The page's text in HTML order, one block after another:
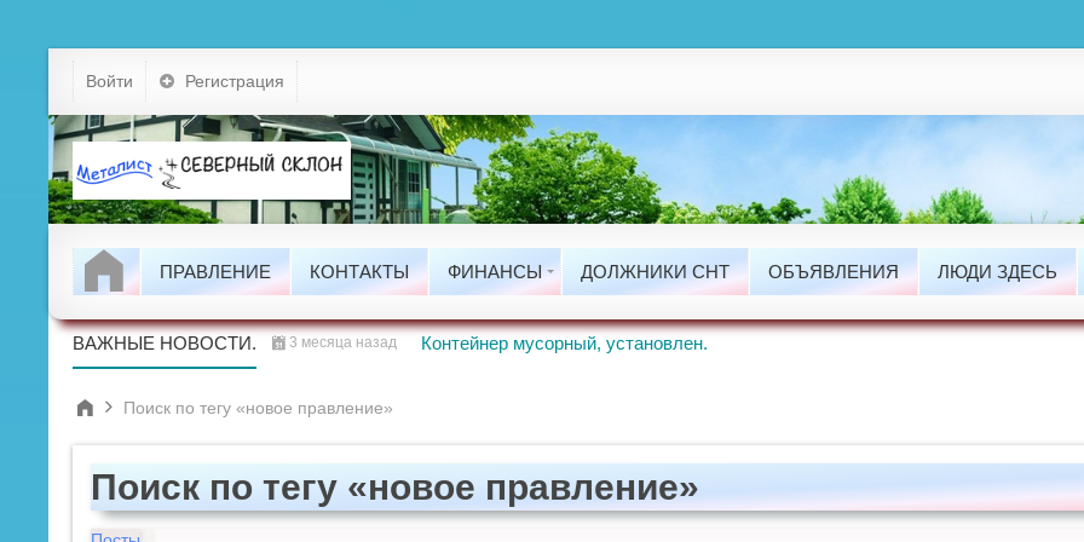
Войти Регистрация
ПРАВЛЕНИЕ КОНТАКТЫ ФИНАНСЫ
Тарифы
Документы
Задолжности
Проводимые Работы.ДОЛЖНИКИ СНТ ОБЪЯВЛЕНИЯ ЛЮДИ ЗДЕСЬ
ВАЖНЫЕ НОВОСТИ. 3 месяца назад Контейнер мусорный, установлен.
Поиск по тегу «новое правление»
Поиск по тегу «новое правление»